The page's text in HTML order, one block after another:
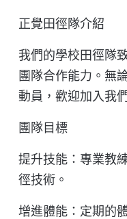
正覺田徑隊介紹
我們的學校田徑隊
團隊合作能力。無
動員，歡迎加入我
團隊目標
提升技能：專業教
徑技術。
增進體能：定期的